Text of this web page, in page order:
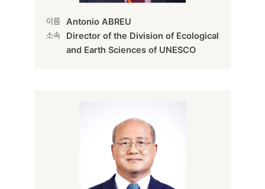
이름 Antonio ABREU
소속
Director of the Division of Ecological
and Earth Sciences of UNESCO